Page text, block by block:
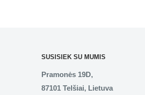
SUSISIEK SU MUMIS
Pramonės 19D,
87101 Telšiai, Lietuva